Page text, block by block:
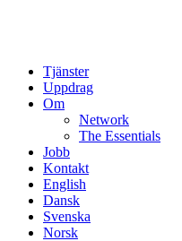
Tjänster
Uppdrag
Om
Network
The Essentials
Jobb
Kontakt
English
Dansk
Svenska
Norsk